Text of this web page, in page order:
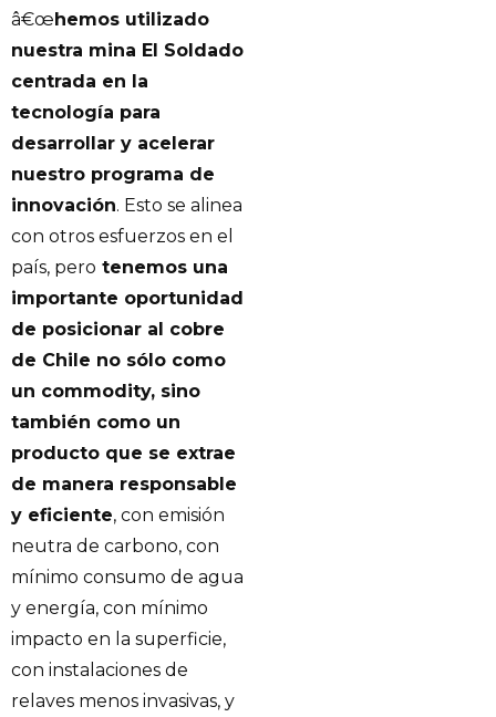
â€œhemos utilizado
nuestra mina El Soldado
centrada en la
tecnología para
desarrollar y acelerar
nuestro programa de
innovación. Esto se alinea
con otros esfuerzos en el
país, pero tenemos una
importante oportunidad
de posicionar al cobre
de Chile no sólo como
un commodity, sino
también como un
producto que se extrae
de manera responsable
y eficiente, con emisión
neutra de carbono, con
mínimo consumo de agua
y energía, con mínimo
impacto en la superficie,
con instalaciones de
relaves menos invasivas, y